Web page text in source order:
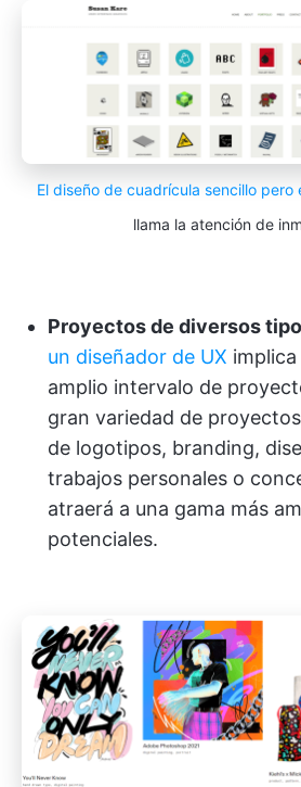
El diseño de cuadrícula sencillo pero
llama la atención de
Proyectos de diversos
un diseñador de UX
amplio intervalo de
gran variedad de
de logotipos, branding,
trabajos personales o
atraerá a una gama más
potenciales.